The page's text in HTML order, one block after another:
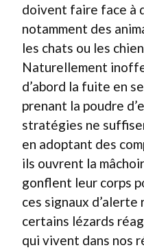
doivent faire face à
notamment des
les chats ou les
Naturellement
d’abord la fuite en
prenant la poudre
stratégies ne
en adoptant des
ils ouvrent la
gonflent leur corps
ces signaux
certains lézards
qui vivent dans nos